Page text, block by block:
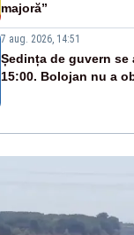
majoră”
7 aug. 2026, 14:51
Ședința de guvern se
15:00. Bolojan nu a